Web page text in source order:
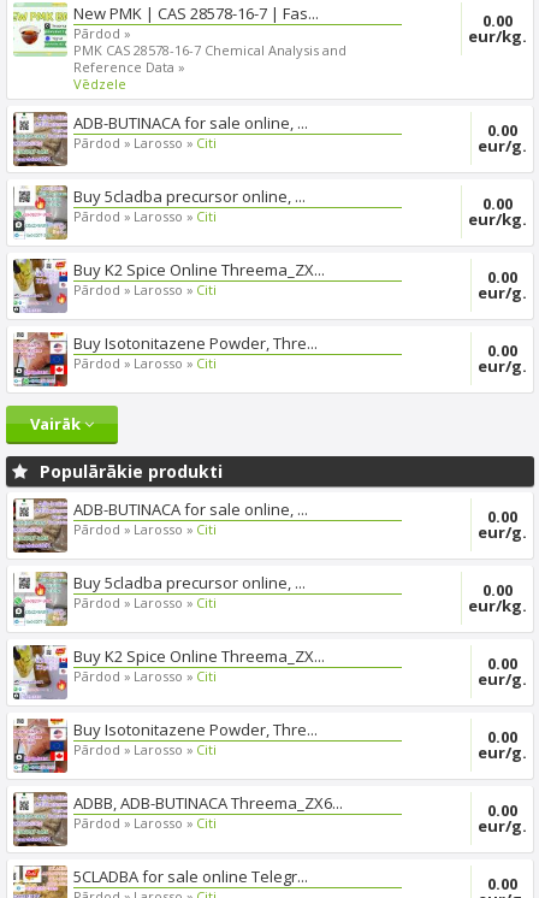
New PMK | CAS 28578-16-7 | Fas...
Pārdod »
PMK CAS 28578-16-7 Chemical Analysis and
Reference Data »
Vēdzele
0.00
eur/kg.
ADB-BUTINACA for sale online, ...
Pārdod » Larosso » Citi
0.00
eur/g.
Buy 5cladba precursor online, ...
Pārdod » Larosso » Citi
0.00
eur/kg.
Buy K2 Spice Online Threema_ZX...
Pārdod » Larosso » Citi
0.00
eur/g.
Buy Isotonitazene Powder, Thre...
Pārdod » Larosso » Citi
0.00
eur/g.
Vairāk
Populārākie produkti
ADB-BUTINACA for sale online, ...
Pārdod » Larosso » Citi
0.00
eur/g.
Buy 5cladba precursor online, ...
Pārdod » Larosso » Citi
0.00
eur/kg.
Buy K2 Spice Online Threema_ZX...
Pārdod » Larosso » Citi
0.00
eur/g.
Buy Isotonitazene Powder, Thre...
Pārdod » Larosso » Citi
0.00
eur/g.
ADBB, ADB-BUTINACA Threema_ZX6...
Pārdod » Larosso » Citi
0.00
eur/g.
5CLADBA for sale online Telegr... 0.00